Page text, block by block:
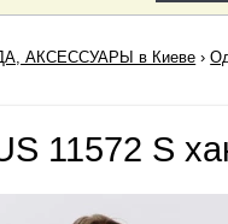
АКСЕССУАРЫ в Киеве ›
11572 S